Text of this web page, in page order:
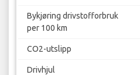
Bykjøring drivstofforbruk
per 100 km
CO2-utslipp
Drivhjul